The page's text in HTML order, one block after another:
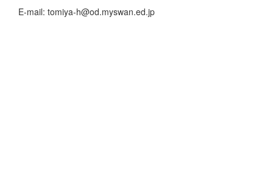
E-mail: tomiya-h@od.myswan.ed.jp